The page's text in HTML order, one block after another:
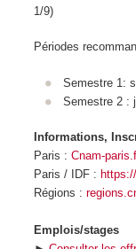
1/9)
Périodes
Semestre 1:
Semestre 2 :
Informations,
Paris : Cnam-
Paris / IDF :
Régions :
Emplois/stages